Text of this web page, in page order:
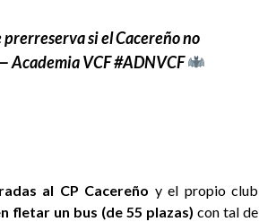
si el Cacereño no
Academia VCF #ADNVCF
al CP Cacereño y el propio club
fletar un bus (de 55 plazas) con tal de